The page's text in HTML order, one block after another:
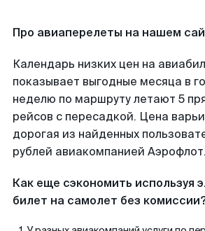
Про авиаперелеты на нашем
Календарь низких цен на
показывает выгодные месяца в
неделю по маршруту летают 5
рейсов с пересадкой. Цена
дорогая из найденных
рублей авиакомпанией Аэрофлот.
Как еще сэкономить используя
билет на самолет без